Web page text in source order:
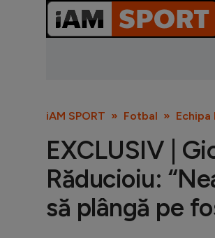
iAM SPORT Fotbal Echipa
EXCLUSIV |
Răducioiu:
să plângă pe